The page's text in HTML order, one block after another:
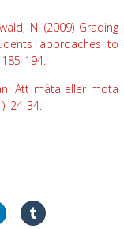
N. (2009) Grading
approaches to
194.
Att mäta eller mota
24-34.